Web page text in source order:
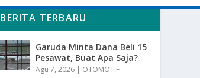
BERITA TERBARU
Garuda Minta Dana Beli 15
Pesawat, Buat Apa Saja?
Agu 7, 2026 | OTOMOTIF